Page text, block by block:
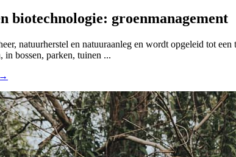
bio­technologie: groenmanagement
natuurherstel en natuuraanleg en wordt opgeleid tot
bossen, parken, tuinen ...